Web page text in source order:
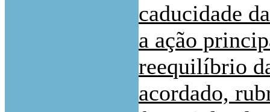
caducidade
a ação
reequilíbrio
acordado,